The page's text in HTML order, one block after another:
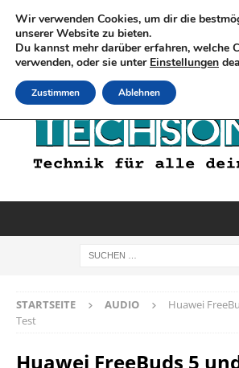
STARTSEITE AUDIO
Huawei
Test
Huawei FreeBuds 5
Wir verwenden Cookies, um dir die
unserer Website zu bieten.
Du kannst mehr darüber erfahren, welche
verwenden, oder sie unter Einstellungen
Zustimmen Ablehnen